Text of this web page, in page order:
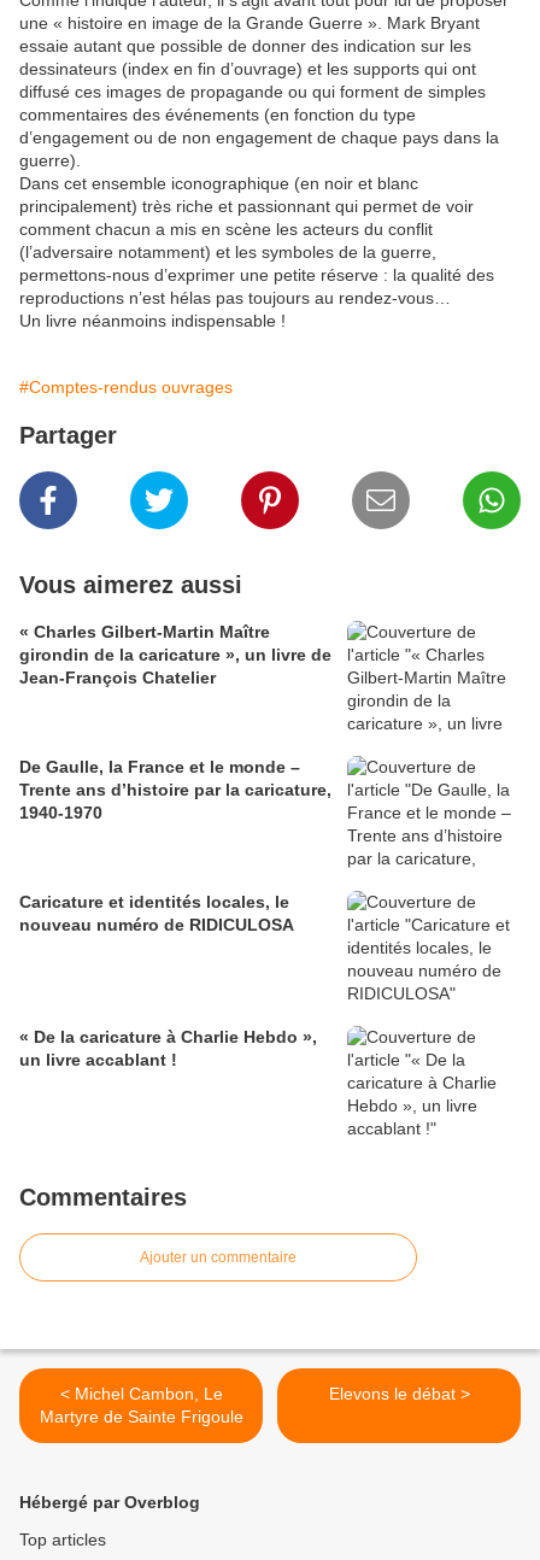
une « histoire en image de la Grande Guerre ». Mark Bryant
essaie autant que possible de donner des indication sur les
dessinateurs (index en fin d’ouvrage) et les supports qui ont
diffusé ces images de propagande ou qui forment de simples
commentaires des événements (en fonction du type
d’engagement ou de non engagement de chaque pays dans la
guerre).
Dans cet ensemble iconographique (en noir et blanc
principalement) très riche et passionnant qui permet de voir
comment chacun a mis en scène les acteurs du conflit
(l’adversaire notamment) et les symboles de la guerre,
permettons-nous d’exprimer une petite réserve : la qualité des
reproductions n’est hélas pas toujours au rendez-vous…
Un livre néanmoins indispensable !
#Comptes-rendus ouvrages
Partager
Vous aimerez aussi
« Charles Gilbert-Martin Maître
girondin de la caricature », un livre de
Jean-François Chatelier
De Gaulle, la France et le monde –
Trente ans d’histoire par la caricature,
1940-1970
Caricature et identités locales, le
nouveau numéro de RIDICULOSA
« De la caricature à Charlie Hebdo »,
un livre accablant !
Commentaires
Ajouter un commentaire
< Michel Cambon, Le
Martyre de Sainte Frigoule
Elevons le débat >
Hébergé par Overblog
Top articles